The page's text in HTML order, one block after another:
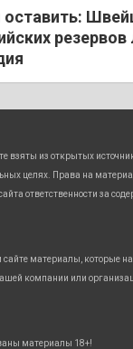
оставить:
взяты из открытых
целях. Права на
ответственности за
материалы, которые
компании или
материалы 18+!